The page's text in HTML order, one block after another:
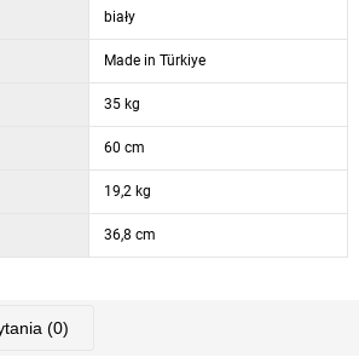
biały
Made in Türkiye
35 kg
60 cm
19,2 kg
36,8 cm
(0)